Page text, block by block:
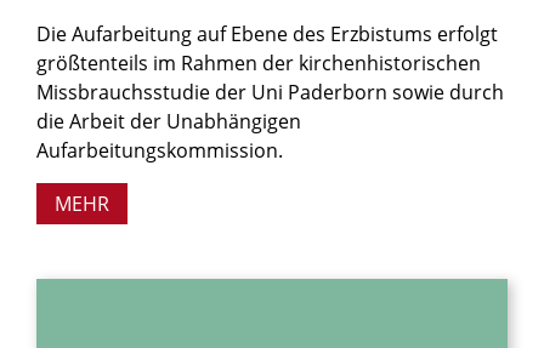
Die Aufarbeitung auf Ebene des Erzbistums erfolgt
größtenteils im Rahmen der kirchenhistorischen
Missbrauchsstudie der Uni Paderborn sowie durch
die Arbeit der Unabhängigen
Aufarbeitungskommission.
MEHR